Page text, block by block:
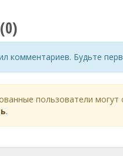
комментариев. Будьте
пользователи
.